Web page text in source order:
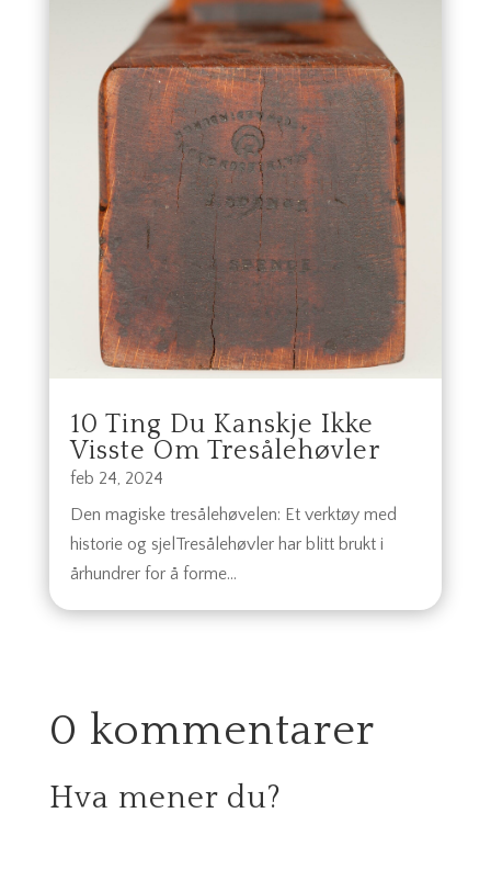
10 Ting Du Kanskje Ikke
Visste Om Tresålehøvler
feb 24, 2024
Den magiske tresålehøvelen: Et verktøy med
historie og sjelTresålehøvler har blitt brukt i
århundrer for å forme...
0 kommentarer
Hva mener du?